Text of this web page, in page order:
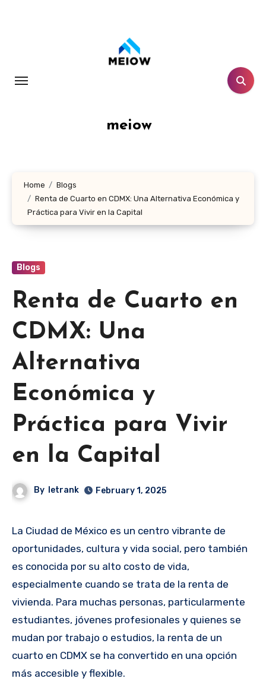
meiow
Home
Blogs
Renta de Cuarto en CDMX: Una Alternativa Económica y
Práctica para Vivir en la Capital
Blogs
Renta de Cuarto en
CDMX: Una
Alternativa
Económica y
Práctica para Vivir
en la Capital
By letrank February 1, 2025
La Ciudad de México es un centro vibrante de
oportunidades, cultura y vida social, pero también
es conocida por su alto costo de vida,
especialmente cuando se trata de la renta de
vivienda. Para muchas personas, particularmente
estudiantes, jóvenes profesionales y quienes se
mudan por trabajo o estudios, la renta de un
cuarto en CDMX se ha convertido en una opción
más accesible y flexible.